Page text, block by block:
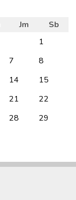
Jm
Sb
1
7
8
14
15
21
22
28
29